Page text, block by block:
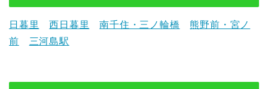
日暮里 西日暮里 南千住・三ノ輪橋
熊野前・宮ノ
前
三河島駅